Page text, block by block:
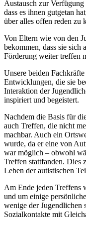
Austausch zur
dass es ihnen gutgetan
über alles offen reden zu
Von Eltern wie von den
bekommen, dass sie sich
Förderung weiter treffen
Unsere beiden
Entwicklungen, die sie
Interaktion der
inspiriert und begeistert.
Nachdem die Basis für
auch Treffen, die nicht
machbar. Auch ein
wurde, da er eine von
war möglich – obwohl
Treffen stattfanden. Dies
Leben der autistischen
Am Ende jeden Treffens
und um einige
wenige der
Sozialkontakte mit